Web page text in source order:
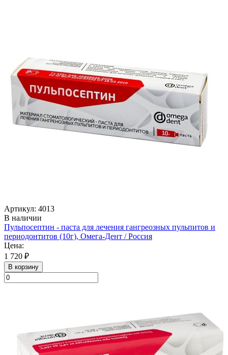
Артикул: 4013
В наличии
Пульпосептин - паста для лечения гангреозных пульпитов и
периодонтитов (10г), Омега-Дент / Россия
Цена:
1 720 ₽
В корзину